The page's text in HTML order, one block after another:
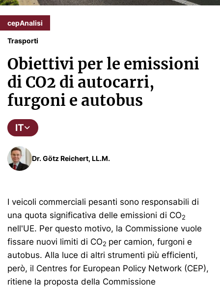
cepAnalisi
Trasporti
Obiettivi per le emissioni
di CO2 di autocarri,
furgoni e autobus
IT
Dr. Götz Reichert, LL.M.
I veicoli commerciali pesanti sono responsabili di
una quota significativa delle emissioni di CO2
nell'UE. Per questo motivo, la Commissione vuole
fissare nuovi limiti di CO2 per camion, furgoni e
autobus. Alla luce di altri strumenti più efficienti,
però, il Centres for European Policy Network (CEP),
ritiene la proposta della Commissione